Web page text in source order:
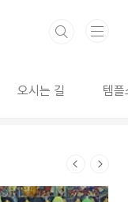
오시는 길 템